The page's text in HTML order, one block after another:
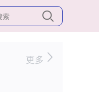
更多